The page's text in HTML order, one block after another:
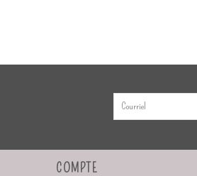
COMPTE